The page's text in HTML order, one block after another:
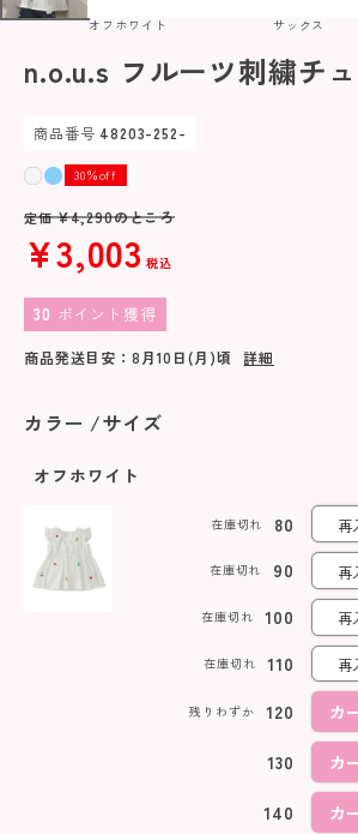
オフホワイト サックス
n.o.u.s フルーツ刺繍チ
商品番号 48203-252-
30％off
定価 ¥4,290のところ
¥3,003 税込
30 ポイント獲得
商品発送目安： 8月10日(月)頃 詳細
カラー サイズ
オフホワイト
80
在庫切れ 再
90
在庫切れ 再
100
在庫切れ 再
110
在庫切れ 再
120
残りわずか カ
130 カ
140 カ